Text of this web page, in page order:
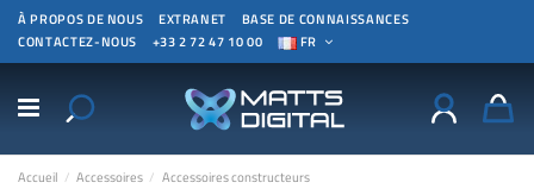
À PROPOS DE NOUS EXTRANET
BASE DE CONNAISSANCES
CONTACTEZ-NOUS
+33 2 72 47 10 00 FR
Accueil Accessoires Accessoires constructeurs